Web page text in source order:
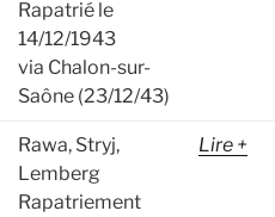
Rapatrié le
14/12/1943
via Chalon-sur-
Saône (23/12/43)
Rawa, Stryj,
Lemberg
Rapatriement
Lire +